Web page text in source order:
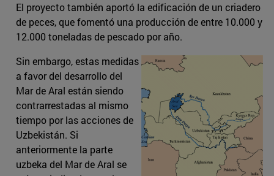
El proyecto también aportó la edificación de un criadero
de peces, que fomentó una producción de entre 10.000 y
12.000 toneladas de pescado por año.
Sin embargo, estas medidas
a favor del desarrollo del
Mar de Aral están siendo
contrarrestadas al mismo
tiempo por las acciones de
Uzbekistán. Si
anteriormente la parte
uzbeka del Mar de Aral se